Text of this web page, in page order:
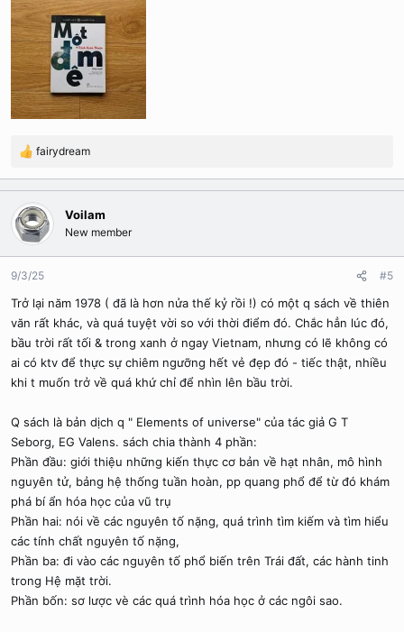
R
a
c
t
i
o
n
:
fairydream
Voilam
New member
9/3/25 #5
Trở lại năm 1978 ( đã là hơn nửa thế kỷ rồi !) có một q sách về thiên
văn rất khác, và quá tuyệt vời so với thời điểm đó. Chắc hẳn lúc đó,
bầu trời rất tối & trong xanh ở ngay Vietnam, nhưng có lẽ không có
ai có ktv để thực sự chiêm ngưỡng hết vẻ đẹp đó - tiếc thật, nhiều
khi t muốn trở về quá khứ chỉ để nhìn lên bầu trời.
Q sách là bản dịch q " Elements of universe" của tác giả G T
Seborg, EG Valens. sách chia thành 4 phần:
Phần đầu: giới thiệu những kiến thực cơ bản về hạt nhân, mô hình
nguyên tử, bảng hệ thống tuần hoàn, pp quang phổ để từ đó khám
phá bí ẩn hóa học của vũ trụ
Phần hai: nói về các nguyên tố nặng, quá trình tìm kiếm và tìm hiểu
các tính chất nguyên tố nặng,
Phần ba: đi vào các nguyên tố phổ biến trên Trái đất, các hành tinh
trong Hệ mặt trời.
Phần bốn: sơ lược vè các quá trình hóa học ở các ngôi sao.